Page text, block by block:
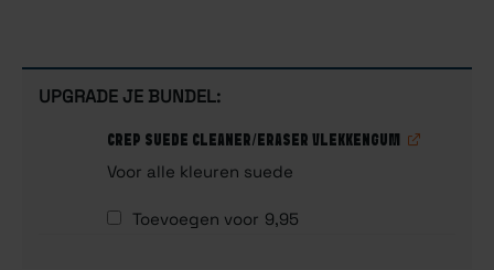
UPGRADE JE BUNDEL:
CREP SUEDE CLEANER/ERASER VLEKKENGUM
Voor alle kleuren suede
Toevoegen voor9,95